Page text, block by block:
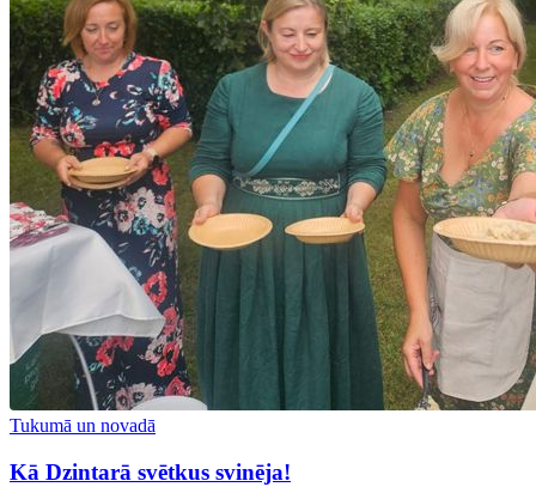
Tukumā un novadā
Kā Dzintarā svētkus svinēja!